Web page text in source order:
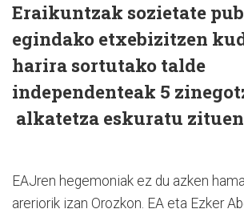
Eraikuntzak sozietate
egindako etxebizitzen
harira sortutako talde
independenteak 5
alkatetza eskuratu
EAJren hegemoniak ez du azken
areriorik izan Orozkon. EA eta Ezker